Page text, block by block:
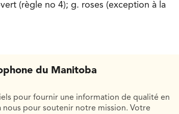
(règle no 4); g. roses (exception à la
du Manitoba
pour fournir une information de qualité en
pour soutenir notre mission. Votre